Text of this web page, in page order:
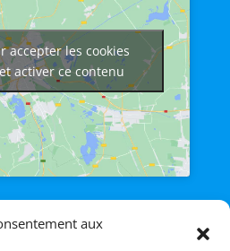
aux
accepter les cookies
activer ce contenu